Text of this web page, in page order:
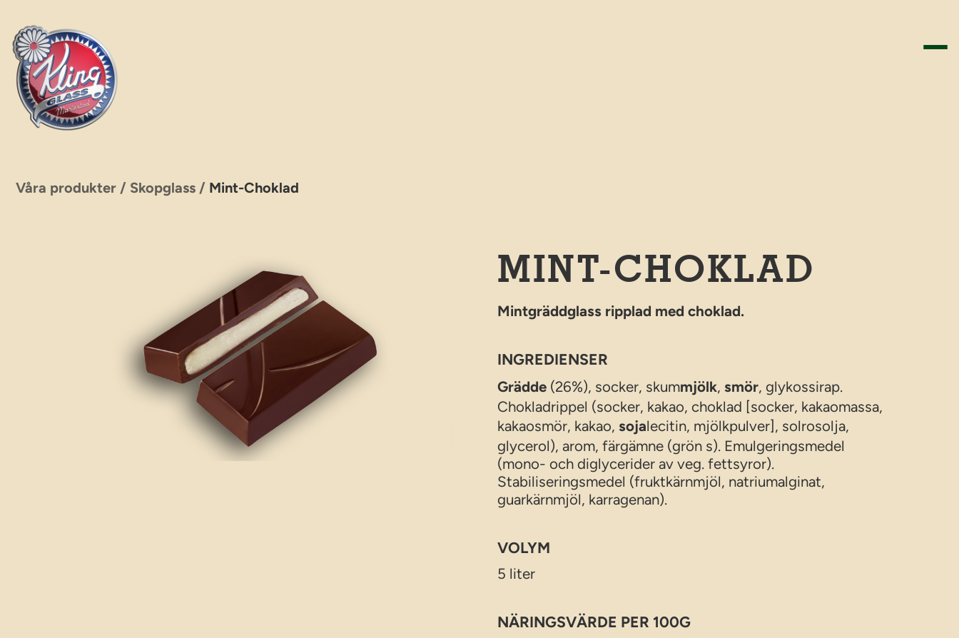
innehåll
Våra produkter / Skopglass / Mint-Choklad
MINT-CHOKLAD
Mintgräddglass ripplad med choklad.
INGREDIENSER
Grädde (26%), socker, skummjölk, smör, glykossirap.
Chokladrippel (socker, kakao, choklad [socker, kakaomassa,
kakaosmör, kakao, sojalecitin, mjölkpulver], solrosolja,
glycerol), arom, färgämne (grön s). Emulgeringsmedel
(mono- och diglycerider av veg. fettsyror).
Stabiliseringsmedel (fruktkärnmjöl, natriumalginat,
guarkärnmjöl, karragenan).
VOLYM
5 liter
NÄRINGSVÄRDE PER 100G